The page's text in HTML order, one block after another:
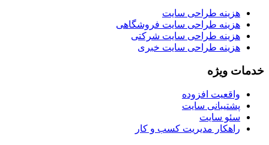
هزینه طراحی سایت
هزینه طراحی سایت فروشگاهی
هزینه طراحی سایت شرکتی
هزینه طراحی سایت خبری
خدمات ویژه
واقعیت افزوده
پشتیبانی سایت
سئو سایت
راهکار مدیریت کسب و کار